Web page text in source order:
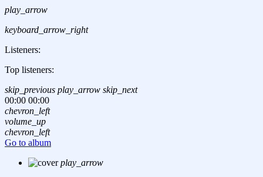
play_arrow
keyboard_arrow_right
Listeners:
Top listeners:
skip_previous play_arrow skip_next
00:00 00:00
chevron_left
volume_up
chevron_left
Go to album
play_arrow